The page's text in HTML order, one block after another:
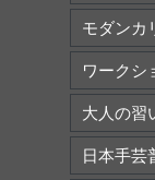
モダンカ
ワークシ
大人の習
日本手芸